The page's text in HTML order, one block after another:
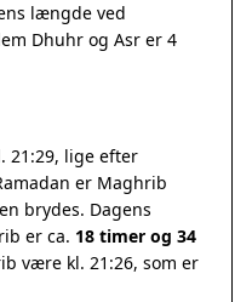
længde ved
Dhuhr og Asr er 4
21:29, lige efter
er Maghrib
brydes. Dagens
er ca. 18 timer og 34
være kl. 21:26, som er